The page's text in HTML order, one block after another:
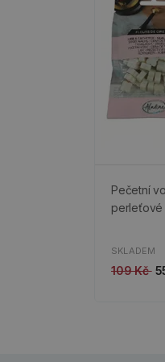
Pečetní
SKLADEM
109 Kč